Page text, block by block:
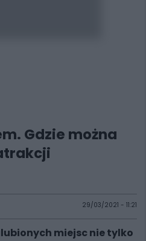
Gdzie można
29/03/2021 - 11:21
miejsc nie tylko